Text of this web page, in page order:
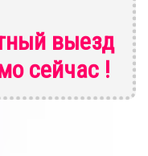
выезд
сейчас !